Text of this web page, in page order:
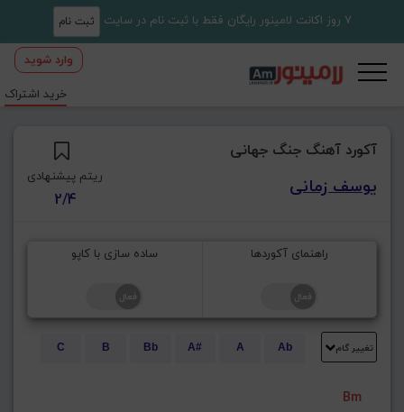
7 روز اکانت لامینور رایگان فقط با ثبت نام در سایت ثبت نام
وارد شوید
خرید اشتراک
آکورد آهنگ جنگ جهانی
یوسف زمانی ریتم پیشنهادی
2/4
راهنمای آکوردها ساده سازی با کاپو
تغییر گام Ab
A
A#
Bb
B
C
Bm